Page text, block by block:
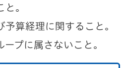
。
予算経理に関すること。
ープに属さないこと。